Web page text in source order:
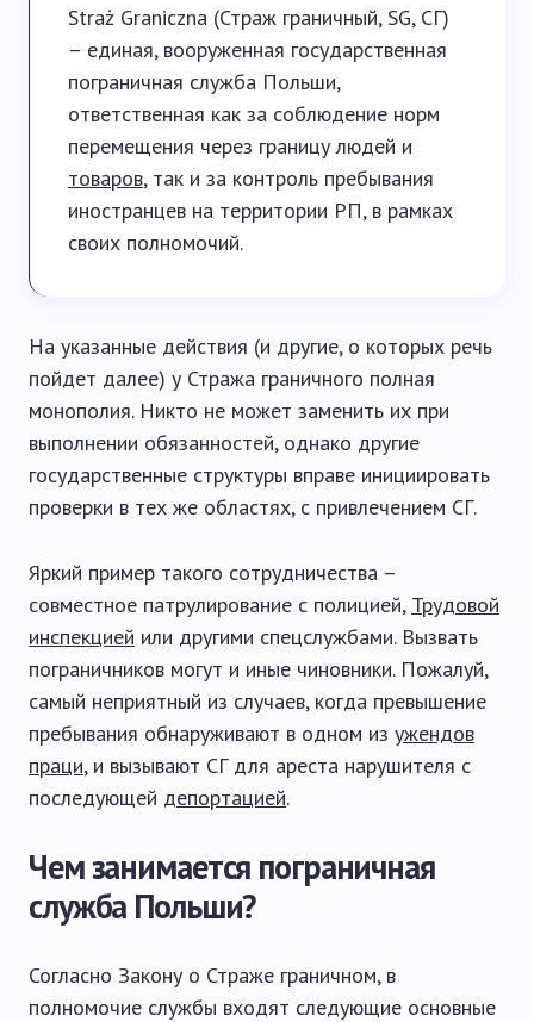
Straż Graniczna (Страж граничный, SG, СГ)
– единая, вооруженная государственная
пограничная служба Польши,
ответственная как за соблюдение норм
перемещения через границу людей и
товаров, так и за контроль пребывания
иностранцев на территории РП, в рамках
своих полномочий.
На указанные действия (и другие, о которых речь
пойдет далее) у Стража граничного полная
монополия. Никто не может заменить их при
выполнении обязанностей, однако другие
государственные структуры вправе инициировать
проверки в тех же областях, с привлечением СГ.
Яркий пример такого сотрудничества –
совместное патрулирование с полицией, Трудовой
инспекцией или другими спецслужбами. Вызвать
пограничников могут и иные чиновники. Пожалуй,
самый неприятный из случаев, когда превышение
пребывания обнаруживают в одном из ужендов
праци, и вызывают СГ для ареста нарушителя с
последующей депортацией.
Чем занимается пограничная
служба Польши?
Согласно Закону о Страже граничном, в
полномочие службы входят следующие основные